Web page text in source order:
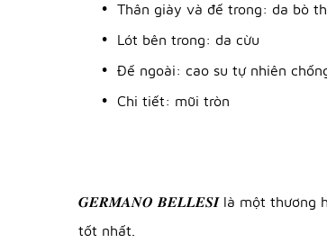
Thân giày và đế trong: da bò
Lót bên trong: da cừu
Đế ngoài: cao su tự nhiên
Chi tiết: mũi tròn
𝑮𝑬𝑹𝑴𝑨𝑵𝑶 𝑩𝑬𝑳𝑳𝑬𝑺𝑰 là một thương
tốt nhất.